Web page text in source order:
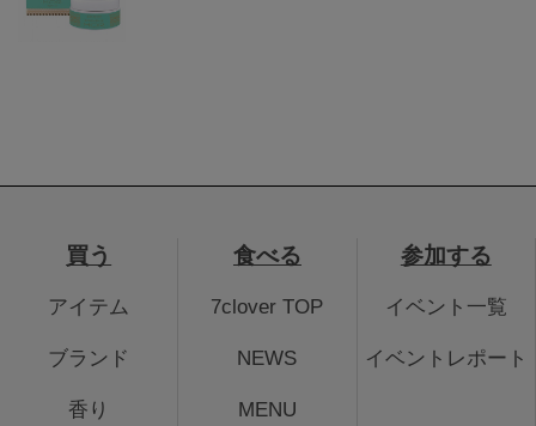
買う
アイテム
ブランド
香り
食べる
7clover TOP
NEWS
MENU
参加する
イベント一覧
イベントレポート